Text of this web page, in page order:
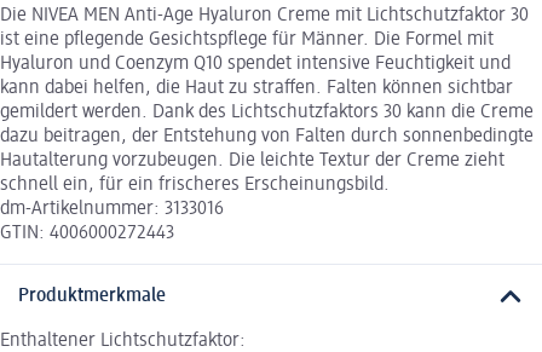
Die NIVEA MEN Anti-Age Hyaluron Creme mit Lichtschutzfaktor 30
ist eine pflegende Gesichtspflege für Männer. Die Formel mit
Hyaluron und Coenzym Q10 spendet intensive Feuchtigkeit und
kann dabei helfen, die Haut zu straffen. Falten können sichtbar
gemildert werden. Dank des Lichtschutzfaktors 30 kann die Creme
dazu beitragen, der Entstehung von Falten durch sonnenbedingte
Hautalterung vorzubeugen. Die leichte Textur der Creme zieht
schnell ein, für ein frischeres Erscheinungsbild.
dm-Artikelnummer: 3133016
GTIN: 4006000272443
Produktmerkmale
Enthaltener Lichtschutzfaktor: